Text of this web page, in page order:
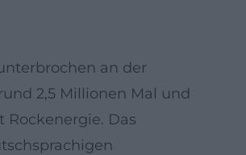
an der
2,5 Millionen Mal und
Das